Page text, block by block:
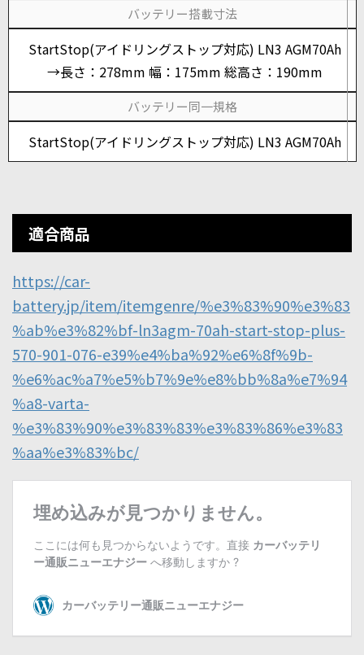
バッテリー搭載寸法
StartStop(アイドリングストップ対応) LN3 AGM70Ah
→長さ：278mm 幅：175mm 総高さ：190mm
バッテリー同一規格
StartStop(アイドリングストップ対応) LN3 AGM70Ah
適合商品
https://car-
battery.jp/item/itemgenre/%e3%83%90%e3%83
%ab%e3%82%bf-ln3agm-70ah-start-stop-plus-
570-901-076-e39%e4%ba%92%e6%8f%9b-
%e6%ac%a7%e5%b7%9e%e8%bb%8a%e7%94
%a8-varta-
%e3%83%90%e3%83%83%e3%83%86%e3%83
%aa%e3%83%bc/